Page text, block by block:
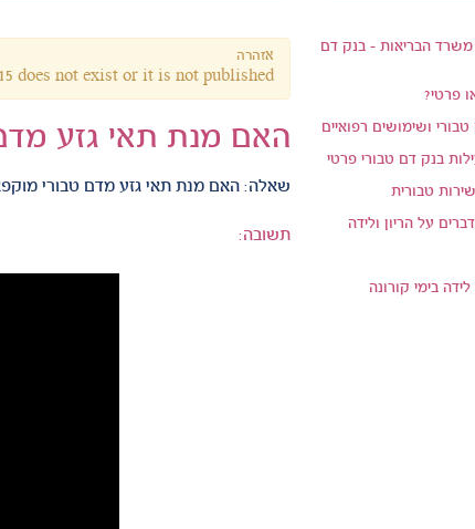
הבריאות - בנק דם
פרטי?
ושימושים רפואיים
בנק דם טבורי פרטי
טבורית
על הריון ולידה
בימי קורונה
אזהרה
does not exist or it is not published.
האם מנת תאי גזע
שאלה: האם מנת תאי גזע מדם טבורי
תשובה: